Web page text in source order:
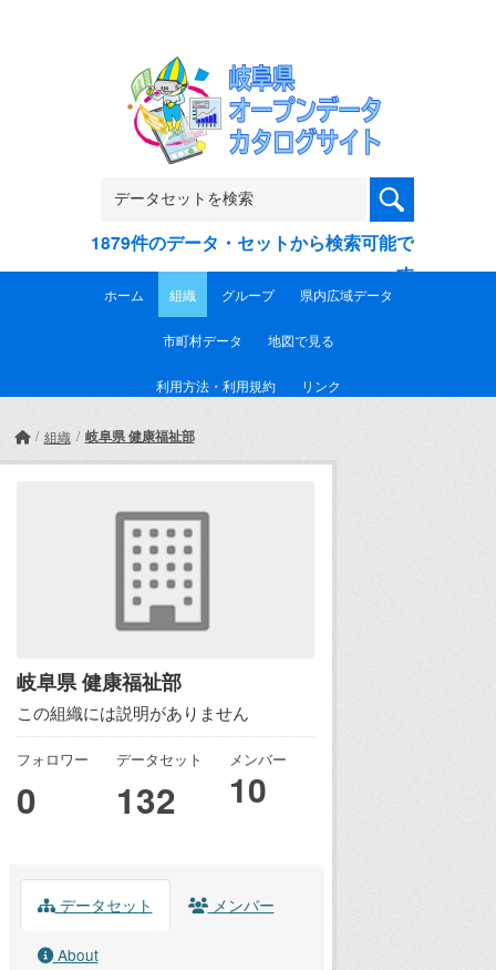
1879件のデータ・セットから検索可能で
す
ホーム 組織 グループ 県内広域データ
市町村データ 地図で見る
利用方法・利用規約 リンク
組織 岐阜県 健康福祉部
岐阜県 健康福祉部
この組織には説明がありません
フォロワー
0
データセット
132
メンバー
10
データセット メンバー
About